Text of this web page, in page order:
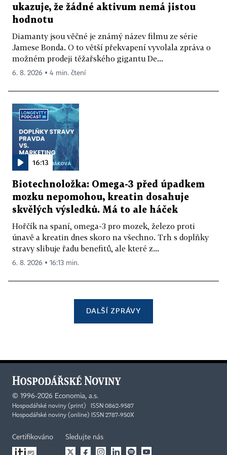
ukazuje, že žádné aktivum nemá jistou
hodnotu
Diamanty jsou věčné je známý název filmu ze série
Jamese Bonda. O to větší překvapení vyvolala zpráva o
možném prodeji těžařského gigantu De...
6. 8. 2026 ▪ 4 min. čtení
16:13
Biotechnoložka: Omega-3 před úpadkem
mozku nepomohou, kreatin dosahuje
skvělých výsledků. Má to ale háček
Hořčík na spaní, omega-3 pro mozek, železo proti
únavě a kreatin dnes skoro na všechno. Trh s doplňky
stravy slibuje řadu benefitů, ale které z...
6. 8. 2026 ▪ 16:13 min.
DALŠÍ ZPRÁVY
© 1996-2026 Economia, a.s.
Hospodářské noviny (print) ISSN 0862-9587
Hospodářské noviny (online) ISSN 2787-950X
Certifikováno Sledujte nás